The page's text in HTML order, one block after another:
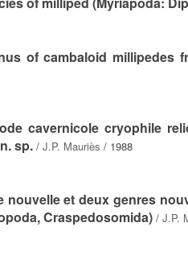
of cambaloid millipedes
cavernicole cryophile
sp. / J.P. Mauriès / 1988
nouvelle et deux genres
Craspedosomida) / J.P.